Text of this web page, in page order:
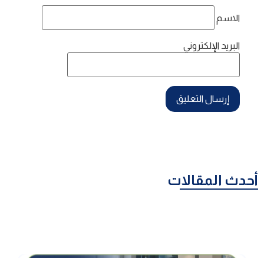
الاسم
البريد الإلكتروني
أحدث المقالات